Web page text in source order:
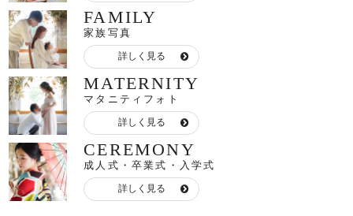
FAMILY
家族写真
詳しく見る
MATERNITY
マタニティフォト
詳しく見る
CEREMONY
成人式・卒業式・入学式
詳しく見る